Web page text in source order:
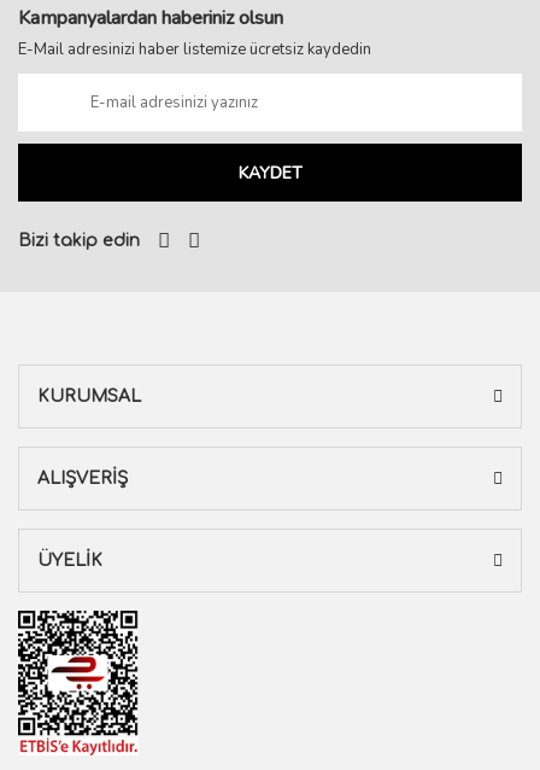
Kampanyalardan haberiniz olsun
E-Mail adresinizi haber listemize ücretsiz kaydedin
KAYDET
Bizi takip edin
KURUMSAL
ALIŞVERİŞ
ÜYELİK